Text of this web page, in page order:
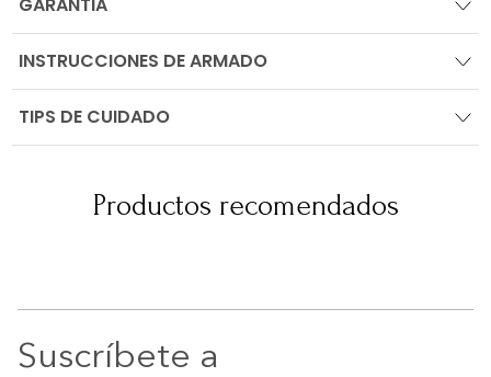
INSTRUCCIONES DE ARMADO
TIPS DE CUIDADO
Productos recomendados
Suscríbete a